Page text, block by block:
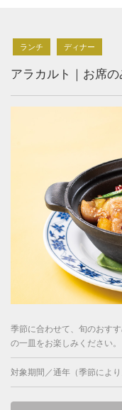
ランチ ディナー
アラカルト｜お席
季節に合わせて、旬のおす
の一皿をお楽しみください。
対象期間／通年（季節により